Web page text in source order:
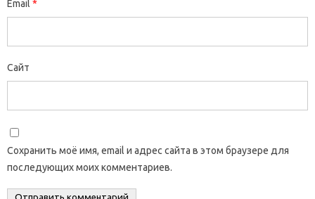
Email *
Сайт
Сохранить моё имя, email и адрес сайта в этом браузере для
последующих моих комментариев.